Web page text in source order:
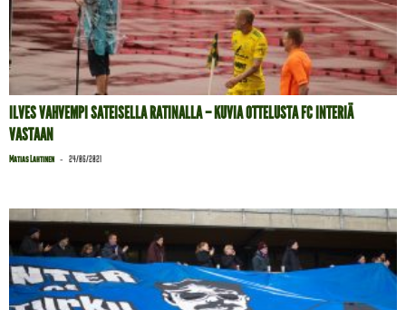
ILVES VAHVEMPI SATEISELLA RATINALLA – KUVIA OTTELUSTA FC INTERIÄ
VASTAAN
Matias Lahtinen - 24/06/2021